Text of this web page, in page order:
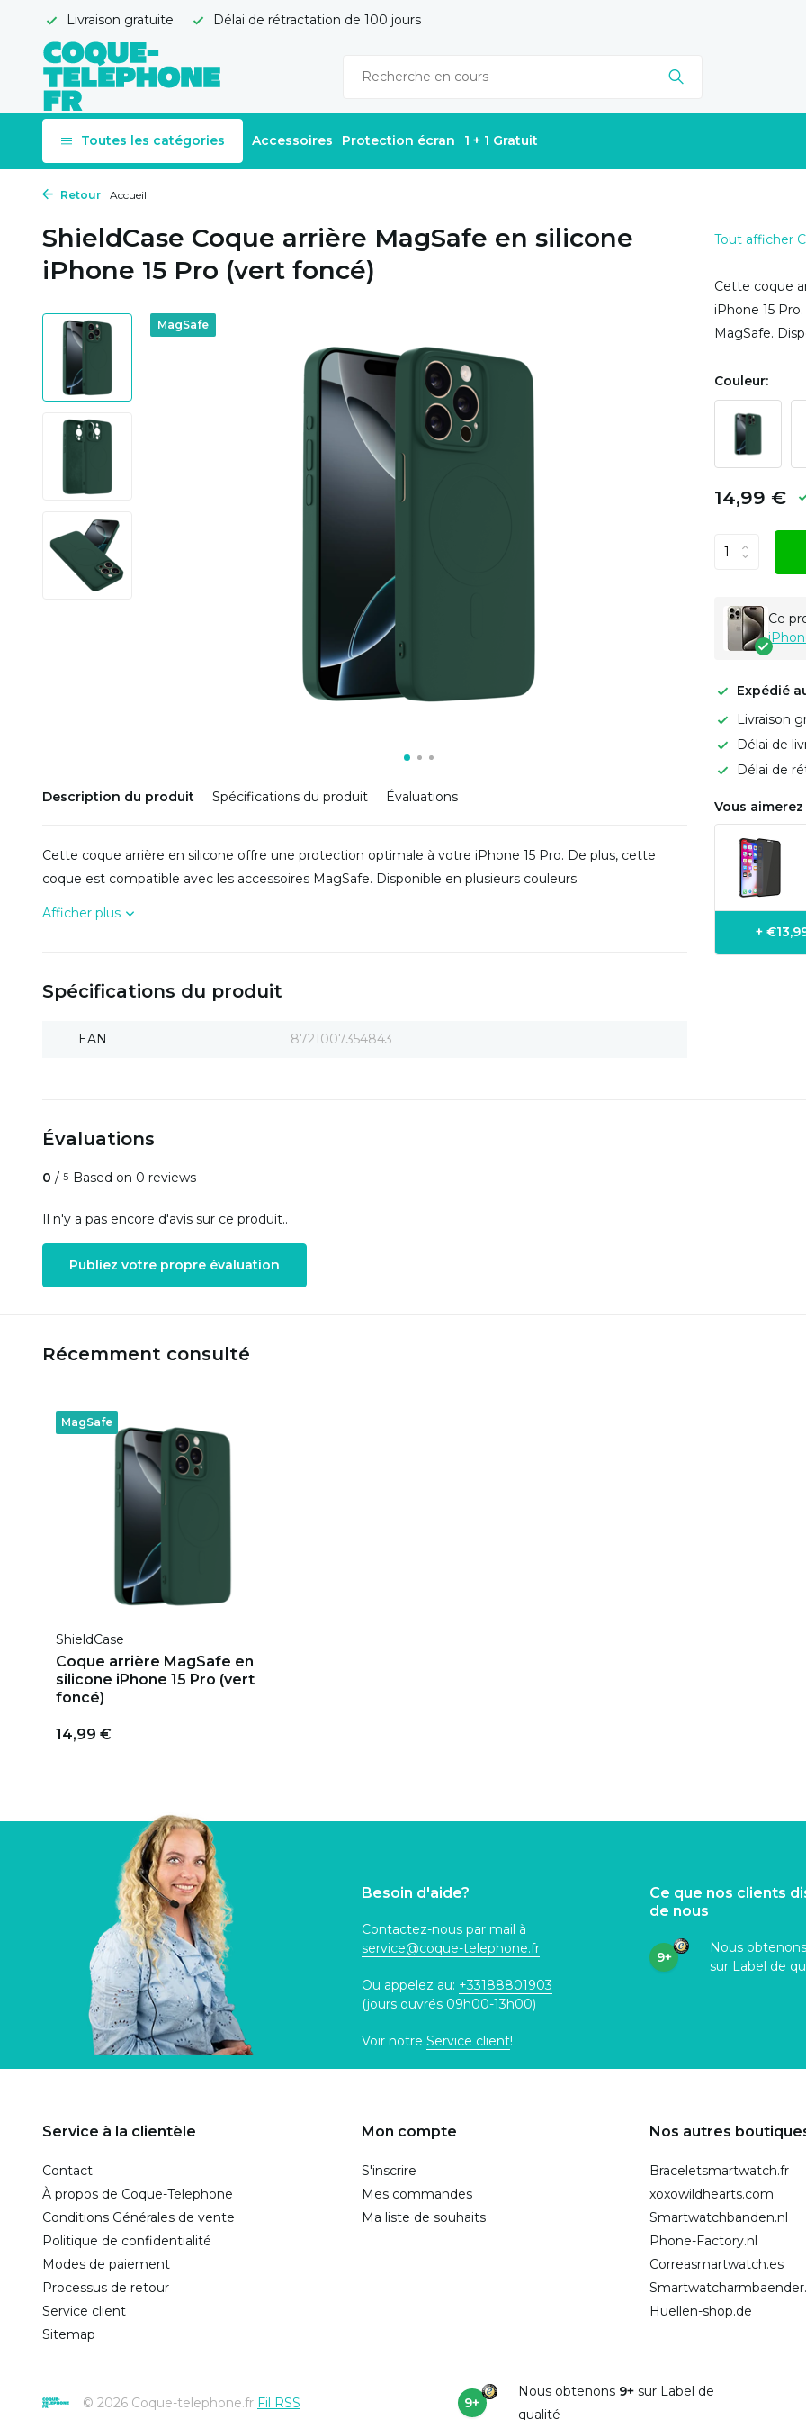
Livraison gratuite Délai de rétractation de 100 jours
Toutes les catégories Accessoires Protection écran 1 + 1 Gratuit
Retour Accueil
ShieldCase Coque arrière MagSafe en silicone
iPhone 15 Pro (vert foncé)
MagSafe
Description du produit Spécifications du produit Évaluations
Cette coque arrière en silicone offre une protection optimale à votre iPhone 15 Pro. De plus, cette
coque est compatible avec les accessoires MagSafe. Disponible en plusieurs couleurs
Afficher plus
Spécifications du produit
EAN 8721007354843
Tout afficher
Cette coque
iPhone 15
MagSafe.
Couleur:
14,99 €
Ce
Expédié
Livraison
Délai de
Délai de
Vous
+
Évaluations
0 / 5 Based on 0 reviews
Il n'y a pas encore d'avis sur ce produit..
Publiez votre propre évaluation
Récemment consulté
MagSafe
ShieldCase
Coque arrière MagSafe en
silicone iPhone 15 Pro (vert
foncé)
14,99 €
Besoin d'aide?
Contactez-nous par mail à
service@coque-telephone.fr
Ou appelez au: +33188801903
(jours ouvrés 09h00-13h00)
Voir notre Service client!
Ce que nos clients
de nous
9+
Nous obtenons
sur Label de
Service à la clientèle
Contact
À propos de Coque-Telephone
Conditions Générales de vente
Politique de confidentialité
Modes de paiement
Processus de retour
Service client
Sitemap
Mon compte
S'inscrire
Mes commandes
Ma liste de souhaits
Nos autres
Braceletsmartwatch.fr
xoxowildhearts.com
Smartwatchbanden.nl
Phone-Factory.nl
Correasmartwatch.es
Huellen-shop.de
© 2026 Coque-telephone.fr Fil RSS 9+
Nous obtenons 9+sur Label de
qualité